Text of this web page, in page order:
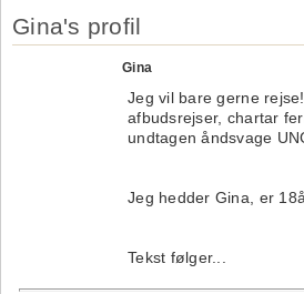
Gina's profil
Gina
Jeg vil bare gerne
afbudsrejser, chartar
undtagen åndsvage
Jeg hedder Gina, er
Tekst følger...